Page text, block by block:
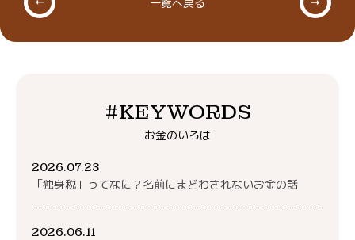
#KEYWORDS
お金のいろは
2026.07.23
「独身税」ってなに？名前にまどわされないお金の話
2026.06.11